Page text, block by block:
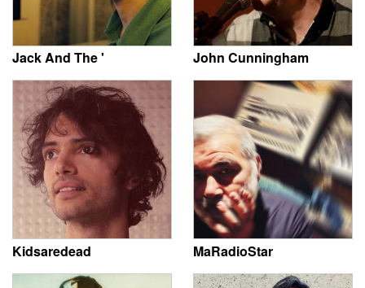
Jack And The ' John Cunningham
Kidsaredead MaRadioStar